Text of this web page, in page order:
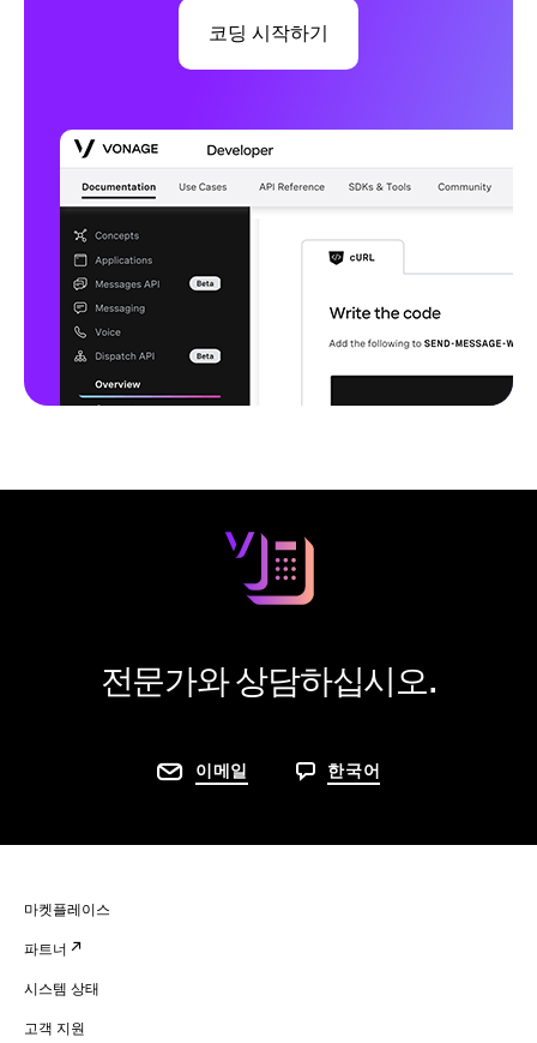
코딩 시작하기
전문가와 상담하십시오.
이메일 한국어
마켓플레이스
파트너
시스템 상태
고객 지원